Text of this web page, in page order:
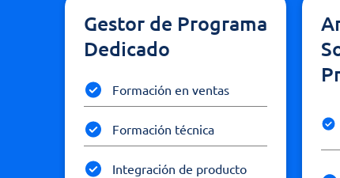
Gestor de Programa
Dedicado
Formación en ventas
Formación técnica
Integración de producto